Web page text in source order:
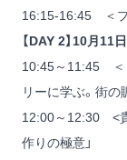
16:15-16:45 ＜
【DAY 2】10月11日
10:45～11:45 ＜
リーに学ぶ。街の
12:00～12:30 <貴
作りの極意」